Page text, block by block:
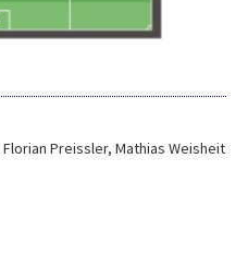
Florian Preissler, Mathias Weisheit